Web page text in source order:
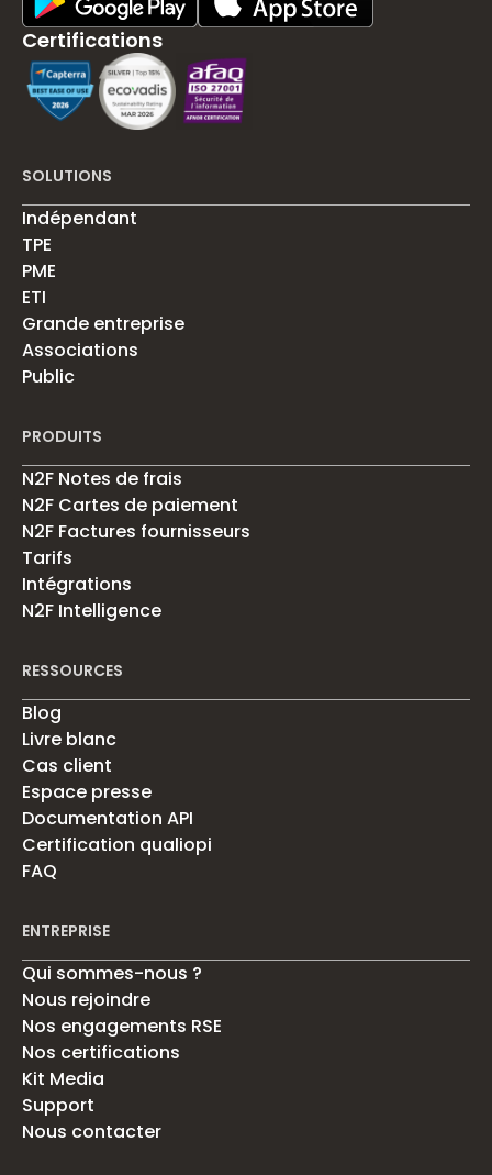
Certifications
SOLUTIONS
Indépendant
TPE
PME
ETI
Grande entreprise
Associations
Public
PRODUITS
N2F Notes de frais
N2F Cartes de paiement
N2F Factures fournisseurs
Tarifs
Intégrations
N2F Intelligence
RESSOURCES
Blog
Livre blanc
Cas client
Espace presse
Documentation API
Certification qualiopi
FAQ
ENTREPRISE
Qui sommes-nous ?
Nous rejoindre
Nos engagements RSE
Nos certifications
Kit Media
Support
Nous contacter